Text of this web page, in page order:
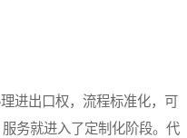
进出口权，流程标准化，可
务就进入了定制化阶段。代